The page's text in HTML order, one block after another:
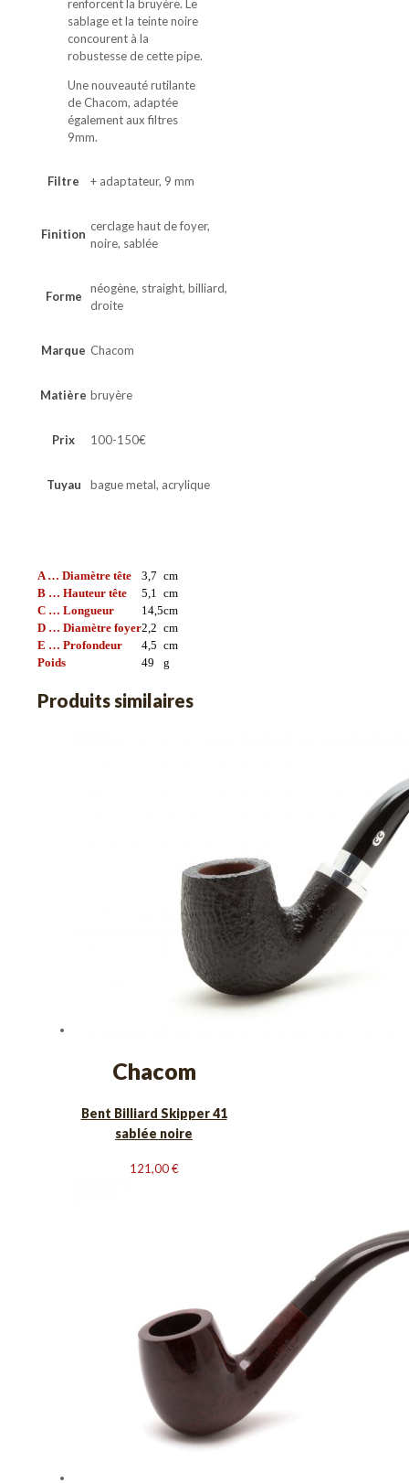
renforcent la bruyère. Le
sablage et la teinte noire
concourent à la
robustesse de cette pipe.
Une nouveauté rutilante
de Chacom, adaptée
également aux filtres
9mm.
Filtre + adaptateur, 9 mm
Finition
cerclage haut de foyer,
noire, sablée
Forme
néogène, straight, billiard,
droite
Marque Chacom
Matière bruyère
Prix 100-150€
Tuyau bague metal, acrylique
A … Diamètre tête 3,7 cm
B … Hauteur tête
5,1 cm
C … Longueur
14,5cm
D … Diamètre foyer2,2 cm
E … Profondeur
4,5 cm
Poids
49 g
Produits similaires
Chacom
Bent Billiard Skipper 41
sablée noire
121,00€